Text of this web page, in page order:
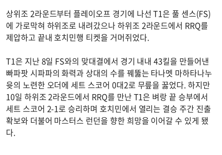
상위조 2라운드부터 플레이오프 경기에 나선 T1은 풀 센스(FS)
에 가로막혀 하위조로 내려갔으나 하위조 2라운드에서 RRQ를
제압하고 끝내 호치민행 티켓을 거머쥐었다.
T1은 지난 8일 FS와의 맞대결에서 경기 내내 43킬을 만들어낸
빠파팟 시파파의 화력과 상대의 수를 꿰뚫는 타나멧 마하타나누
윳의 노련한 오더에 세트 스코어 0대2로 무릎을 꿇었다. 하지만
10일 하위조 2라운드에서 RRQ를 만난 T1은 벼랑 끝 승부에서
세트 스코어 2-1로 승리하며 호치민에서 열리는 결승 주간 진출
확보와 더불어 마스터스 런던을 향한 희망을 이어갈 수 있게 됐
다.